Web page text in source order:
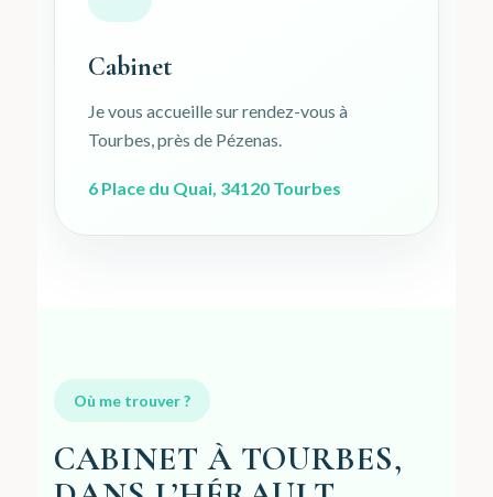
Cabinet
Je vous accueille sur rendez-vous à
Tourbes, près de Pézenas.
6 Place du Quai, 34120 Tourbes
Où me trouver ?
CABINET À TOURBES,